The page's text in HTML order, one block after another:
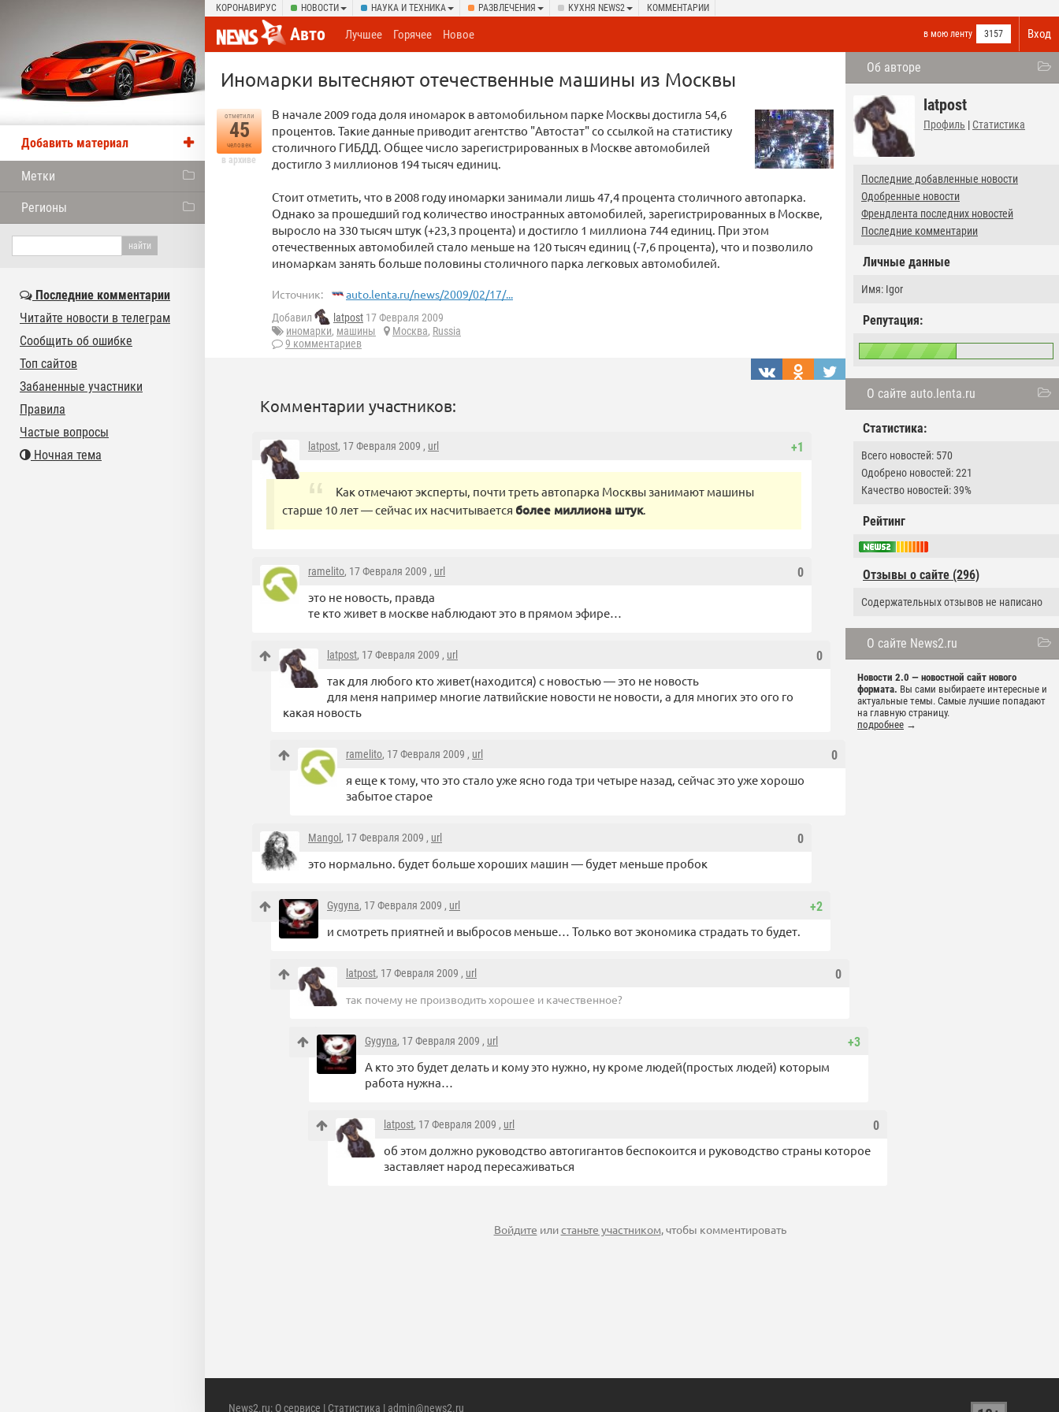
КОРОНАВИРУС НОВОСТИ НАУКА И ТЕХНИКА РАЗВЛЕЧЕНИЯ КУХНЯ NEWS2 КОММЕНТАРИИ
Вход
Авто в мою ленту 3157
Лучшее Горячее Новое
Об авторе
latpost
Профиль | Статистика
Последние добавленные новости
Одобренные новости
Френдлента последних новостей
Последние комментарии
Личные данные
Имя: Igor
Репутация:
О сайте auto.lenta.ru
Статистика:
Всего новостей: 570
Одобрено новостей: 221
Качество новостей: 39%
Рейтинг
Отзывы о сайте (296)
Содержательных отзывов не написано
О сайте News2.ru
Новости 2.0 — новостной сайт нового
формата. Вы сами выбираете интересные и
актуальные темы. Самые лучшие попадают
на главную страницу.
подробнее →
Иномарки вытесняют отечественные машины из Москвы
отметили
45
человек
в архиве
В начале 2009 года доля иномарок в автомобильном парке Москвы достигла 54,6
процентов. Такие данные приводит агентство "Автостат" со ссылкой на статистику
столичного ГИБДД. Общее число зарегистрированных в Москве автомобилей
достигло 3 миллионов 194 тысяч единиц.
Стоит отметить, что в 2008 году иномарки занимали лишь 47,4 процента столичного автопарка.
Однако за прошедший год количество иностранных автомобилей, зарегистрированных в Москве,
выросло на 330 тысяч штук (+23,3 процента) и достигло 1 миллиона 744 единиц. При этом
отечественных автомобилей стало меньше на 120 тысяч единиц (-7,6 процента), что и позволило
иномаркам занять больше половины столичного парка легковых автомобилей.
Источник: auto.lenta.ru/news/2009/02/17/...
Добавил latpost 17 Февраля 2009
иномарки, машины Москва, Russia
9 комментариев
Комментарии участников:
+1
latpost, 17 Февраля 2009 , url
Как отмечают эксперты, почти треть автопарка Москвы занимают машины
старше 10 лет — сейчас их насчитывается более миллиона штук.
0
ramelito, 17 Февраля 2009 , url
это не новость, правда
те кто живет в москве наблюдают это в прямом эфире…
0
latpost, 17 Февраля 2009 , url
так для любого кто живет(находится) с новостью — это не новость
для меня например многие латвийские новости не новости, а для многих это ого го
какая новость
0
ramelito, 17 Февраля 2009 , url
я еще к тому, что это стало уже ясно года три четыре назад, сейчас это уже хорошо
забытое старое
0
Mangol , 17 Февраля 2009 , url
это нормально. будет больше хороших машин — будет меньше пробок
+2
Gygyna, 17 Февраля 2009 , url
и смотреть приятней и выбросов меньше… Только вот экономика страдать то будет.
0
latpost, 17 Февраля 2009 , url
так почему не производить хорошее и качественное?
+3
Gygyna, 17 Февраля 2009 , url
А кто это будет делать и кому это нужно, ну кроме людей(простых людей) которым
работа нужна…
0
latpost, 17 Февраля 2009 , url
об этом должно руководство автогигантов беспокоится и руководство страны которое
заставляет народ пересаживаться
Войдите илистаньте участником, чтобы комментировать
News2.ru: О сервисе | Статистика | admin@news2.ru
Добавить материал
Метки
Регионы
Последние комментарии
Читайте новости в телеграм
Сообщить об ошибке
Топ сайтов
Забаненные участники
Правила
Частые вопросы
Ночная тема